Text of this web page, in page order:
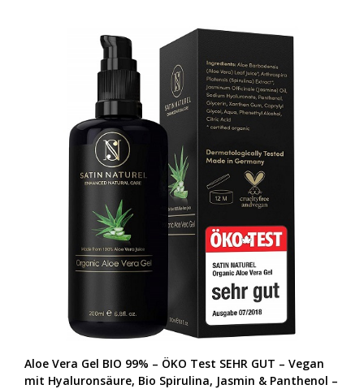
Aloe Vera Gel BIO 99% – ÖKO Test SEHR GUT – Vegan
mit Hyaluronsäure, Bio Spirulina, Jasmin & Panthenol –